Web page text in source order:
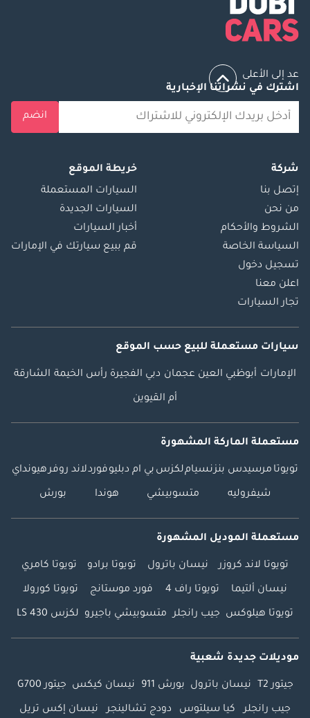
عد إلى الأعلى
اشترك في نشراتنا الإخبارية
انضم
شركة
إتصل بنا
من نحن
الشروط والأحكام
السياسة الخاصة
تسجيل دخول
اعلن معنا
تجار السيارات
خريطة الموقع
السيارات المستعملة
السيارات الجديدة
أخبار السيارات
قم ببيع سيارتك في الإمارات
سيارات مستعملة للبيع حسب الموقع
الإمارات أبوظبي العين عجمان دبي الفجيرة رأس الخيمة الشارقة
أم القيوين
مستعملة الماركة المشهورة
تويوتا مرسيدس بنزنسياملكزس بي ام دبليوفوردلاند روفرهيونداي
شيفروليه متسوبيشي هوندا بورش
مستعملة الموديل المشهورة
تويوتا لاند كروزر نيسان باترول تويوتا برادو تويوتا كامري
نيسان ألتيما تويوتا راف 4 فورد موستانج تويوتا كورولا
تويوتا هيلوكس جيب رانجلر متسوبيشي باجيرو لكزس LS 430
موديلات جديدة شعبية
جيتور T2 نيسان باترول بورش 911 نيسان كيكس جيتور G700
جيب رانجلر كيا سيلتوس دودج تشالينجر نيسان إكس تريل